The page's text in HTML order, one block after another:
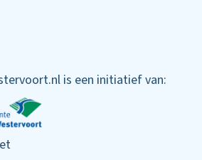
is een initiatief van: